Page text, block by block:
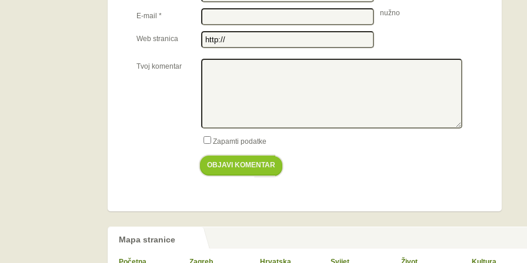
E-mail * nužno
Web stranica
Tvoj komentar
Zapamti podatke
OBJAVI KOMENTAR
Mapa stranice